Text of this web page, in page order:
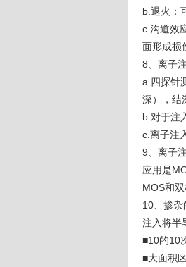
b.退火：
c.沟道效
面形成损
8、离子
a.四探针
深），结
b.对于注
c.离子注
9、离子
应用是
MOS和双
10、掺
注入将半
■10的10
■大面积